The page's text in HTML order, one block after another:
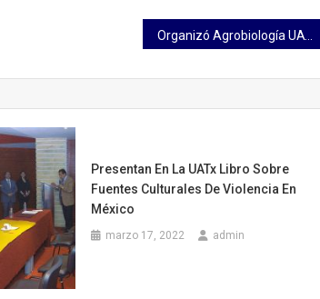
Organizó Agrobiología UATx la 𝟏ª 𝐅𝐞𝐫𝐢𝐚 𝐝𝐞𝐥 𝐂𝐨𝐧𝐨𝐜𝐢𝐦𝐢𝐞𝐧𝐭𝐨 𝐝𝐞 𝐥𝐚 𝐁𝐢𝐨𝐥𝐨𝐠í𝐚
Presentan En La UATx Libro Sobre
Fuentes Culturales De Violencia En
México
marzo 17, 2022 admin